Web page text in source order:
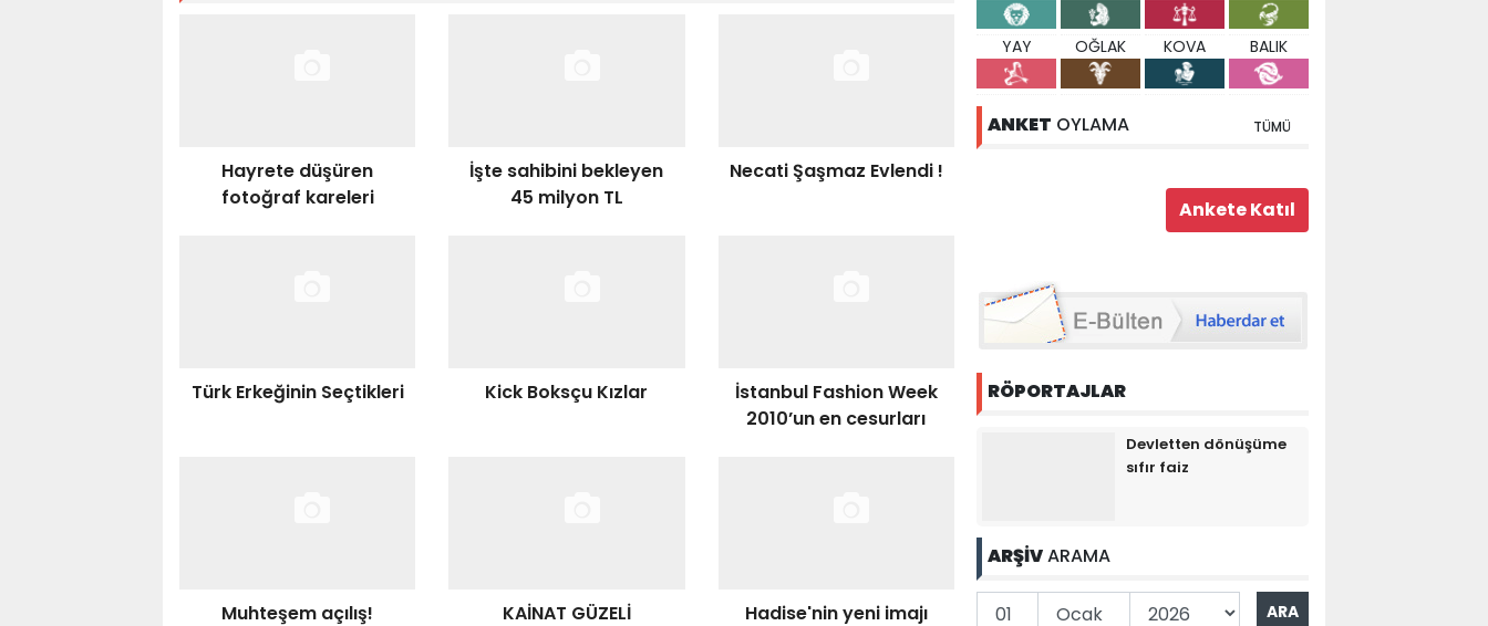
Hayrete düşüren
fotoğraf kareleri
İşte sahibini bekleyen
45 milyon TL
Necati Şaşmaz Evlendi !
Türk Erkeğinin Seçtikleri Kick Boksçu Kızlar
İstanbul Fashion Week
2010’un en cesurları
Muhteşem açılış! KAİNAT GÜZELİ Hadise'nin yeni imajı
YAY OĞLAK KOVA BALIK
ANKET OYLAMA TÜMÜ
RÖPORTAJLAR
Devletten dönüşüme
sıfır faiz
ARŞİVARAMA